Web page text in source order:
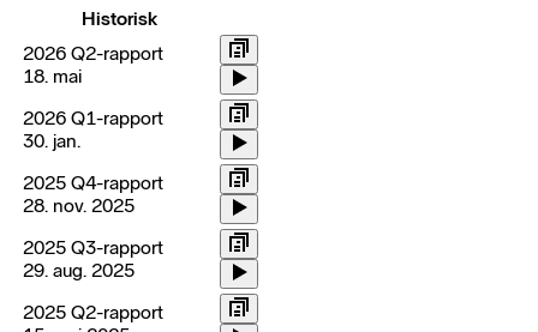
Historisk
2026 Q2-rapport
18. mai
2026 Q1-rapport
30. jan.
2025 Q4-rapport
28. nov. 2025
2025 Q3-rapport
29. aug. 2025
2025 Q2-rapport